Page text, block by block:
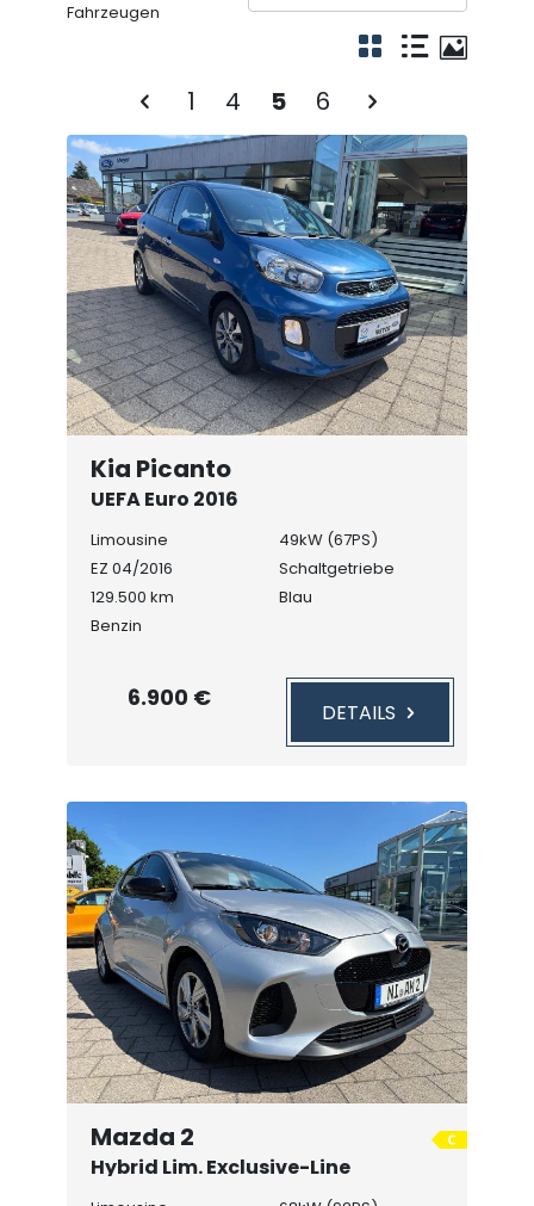
Fahrzeugen
1 4 5 6
Kia Picanto
UEFA Euro 2016
Limousine
EZ 04/2016
129.500 km
Benzin
49kW (67PS)
Schaltgetriebe
Blau
6.900 €
DETAILS
Mazda 2
Hybrid Lim. Exclusive-Line
Automatik